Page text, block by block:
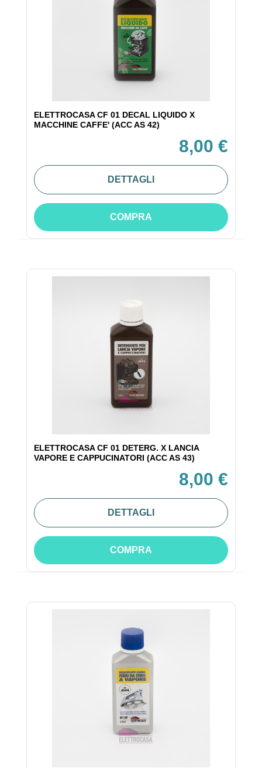
ELETTROCASA CF 01 DECAL LIQUIDO X
MACCHINE CAFFE' (ACC AS 42)
8,00 €
DETTAGLI
COMPRA
ELETTROCASA CF 01 DETERG. X LANCIA
VAPORE E CAPPUCINATORI (ACC AS 43)
8,00 €
DETTAGLI
COMPRA